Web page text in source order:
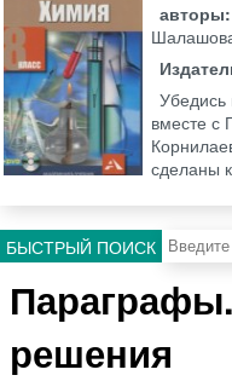
Убедись
вместе с
сделаны
БЫСТРЫЙ ПОИСК
решения